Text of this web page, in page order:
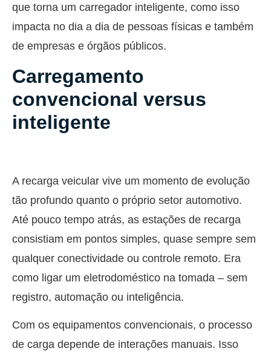
que torna um carregador inteligente, como isso
impacta no dia a dia de pessoas físicas e também
de empresas e órgãos públicos.
Carregamento
convencional versus
inteligente
A recarga veicular vive um momento de evolução
tão profundo quanto o próprio setor automotivo.
Até pouco tempo atrás, as estações de recarga
consistiam em pontos simples, quase sempre sem
qualquer conectividade ou controle remoto. Era
como ligar um eletrodoméstico na tomada – sem
registro, automação ou inteligência.
Com os equipamentos convencionais, o processo
de carga depende de interações manuais. Isso